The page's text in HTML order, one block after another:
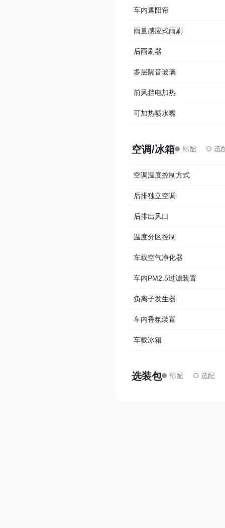
车内遮阳帘
雨量感应式雨刷
后雨刷器
多层隔音玻璃
前风挡电加热
可加热喷水嘴
空调/冰箱
空调温度控制方式
后排独立空调
后排出风口
温度分区控制
车载空气净化器
车内PM2.5过滤装置
负离子发生器
车内香氛装置
车载冰箱
选装包